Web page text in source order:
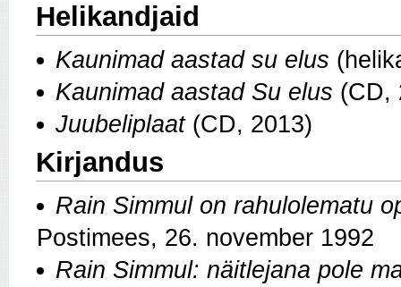
Helikandjaid
Kaunimad aastad su elus
Kaunimad aastad Su elus (CD,
Juubeliplaat (CD, 2013)
Kirjandus
Rain Simmul on rahulolematu
Postimees, 26. november 1992
Rain Simmul: näitlejana pole